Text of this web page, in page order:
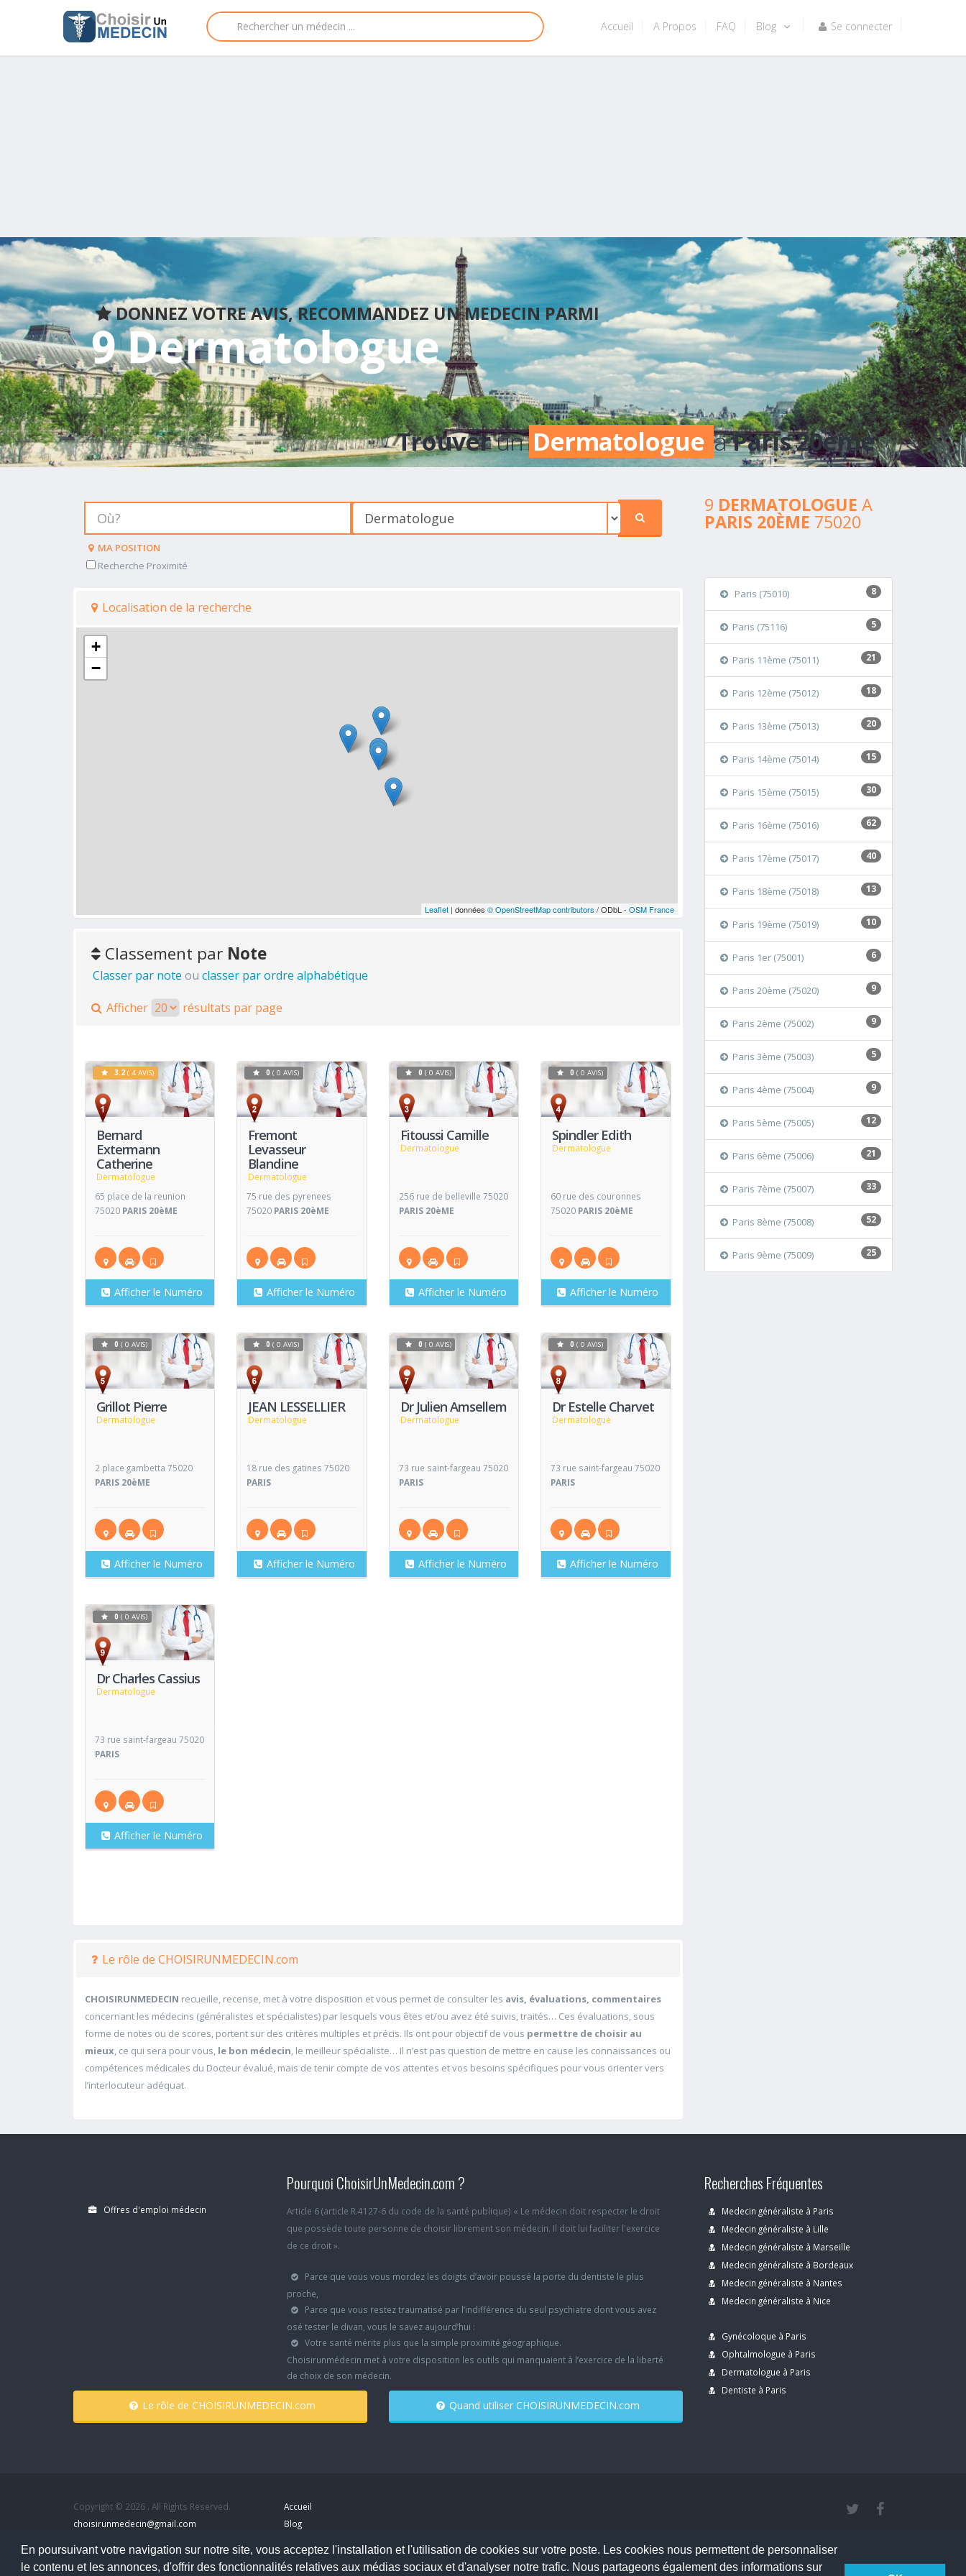
En poursuivant votre navigation sur notre site, vous acceptez l'installation et l'utilisation de cookies sur votre poste. Les cookies nous permettent de personnaliser
le contenu et les annonces, d'offrir des fonctionnalités relatives aux médias sociaux et d'analyser notre trafic. Nous partageons également des informations sur
Accueil A Propos FAQ Blog Se connecter
9 Dermatologue
DONNEZ VOTRE AVIS, RECOMMANDEZ UN MEDECIN PARMI
TrouverunDermatologue aParis 20ème
MA POSITION
Recherche Proximité
Localisation de la recherche
+
−
Leaflet | données© OpenStreetMap contributors / ODbL -OSM France
Classement par Note
Classer par note ou classer par ordre alphabétique
Afficher résultats par page
Bernard
Extermann
Catherine
Dermatologue
Voir
3.2( 4 AVIS)
65 place de la reunion
75020 PARIS 20èME
Afficher le Numéro
Fremont
Levasseur
Blandine
Dermatologue
Voir
Fiche
0( 0 AVIS)
75 rue des pyrenees
75020 PARIS 20èME
Afficher le Numéro
Fitoussi Camille
Dermatologue
Voir
Fiche
0 ( 0 AVIS)
256 rue de belleville 75020
PARIS 20èME
Afficher le Numéro
Spindler Edith
Dermatologue
Voir
Fiche
0 ( 0 AVIS)
60 rue des couronnes
75020 PARIS 20èME
Afficher le Numéro
Grillot Pierre
Dermatologue
Voir
0 ( 0 AVIS)
2 place gambetta 75020
PARIS 20èME
Afficher le Numéro
JEAN LESSELLIER
Dermatologue
Voir
Fiche
0( 0 AVIS)
18 rue des gatines 75020
PARIS
Afficher le Numéro
Dr Julien Amsellem
Dermatologue
Voir
Fiche
0 ( 0 AVIS)
73 rue saint-fargeau 75020
PARIS
Afficher le Numéro
Dr Estelle Charvet
Dermatologue
Voir
Fiche
0 ( 0 AVIS)
73 rue saint-fargeau 75020
PARIS
Afficher le Numéro
Dr Charles Cassius
Dermatologue
Voir
0 ( 0 AVIS)
73 rue saint-fargeau 75020
PARIS
Afficher le Numéro
Le rôle de CHOISIRUNMEDECIN.com
CHOISIRUNMEDECIN recueille, recense, met à votre disposition et vous permet de consulter les avis, évaluations, commentaires
concernant les médecins (généralistes et spécialistes) par lesquels vous êtes et/ou avez été suivis, traités… Ces évaluations, sous
forme de notes ou de scores, portent sur des critères multiples et précis. Ils ont pour objectif de vous permettre de choisir au
mieux, ce qui sera pour vous, le bon médecin, le meilleur spécialiste… Il n’est pas question de mettre en cause les connaissances ou
compétences médicales du Docteur évalué, mais de tenir compte de vos attentes et vos besoins spécifiques pour vous orienter vers
l’interlocuteur adéquat.
9 DERMATOLOGUE A
PARIS 20ÈME 75020
8
Paris (75010)
5
Paris (75116)
21
Paris 11ème (75011)
18
Paris 12ème (75012)
20
Paris 13ème (75013)
15
Paris 14ème (75014)
30
Paris 15ème (75015)
62
Paris 16ème (75016)
40
Paris 17ème (75017)
13
Paris 18ème (75018)
10
Paris 19ème (75019)
6
Paris 1er (75001)
9
Paris 20ème (75020)
9
Paris 2ème (75002)
5
Paris 3ème (75003)
9
Paris 4ème (75004)
12
Paris 5ème (75005)
21
Paris 6ème (75006)
33
Paris 7ème (75007)
52
Paris 8ème (75008)
25
Paris 9ème (75009)
Offres d'emploi médecin
Pourquoi ChoisirUnMedecin.com ?
Article 6 (article R.4127-6 du code de la santé publique) « Le médecin doit respecter le droit
que possède toute personne de choisir librement son médecin. Il doit lui faciliter l'exercice
de ce droit ».
Parce que vous vous mordez les doigts d’avoir poussé la porte du dentiste le plus
proche,
Parce que vous restez traumatisé par l’indifférence du seul psychiatre dont vous avez
osé tester le divan, vous le savez aujourd’hui :
Votre santé mérite plus que la simple proximité géographique.
Choisirunmédecin met à votre disposition les outils qui manquaient à l’exercice de la liberté
de choix de son médecin.
Le rôle de CHOISIRUNMEDECIN.com Quand utiliser CHOISIRUNMEDECIN.com
Recherches Fréquentes
Medecin généraliste à Paris
Medecin généraliste à Lille
Medecin généraliste à Marseille
Medecin généraliste à Bordeaux
Medecin généraliste à Nantes
Medecin généraliste à Nice
Gynécoloque à Paris
Ophtalmologue à Paris
Dermatologue à Paris
Dentiste à Paris
Copyright © 2026 . All Rights Reserved.
choisirunmedecin@gmail.com
Nous contacter
Accueil
Blog
Dernier avis : PASCAL DELCAMPE, Chirurgien maxillo-faciale à Arpajon